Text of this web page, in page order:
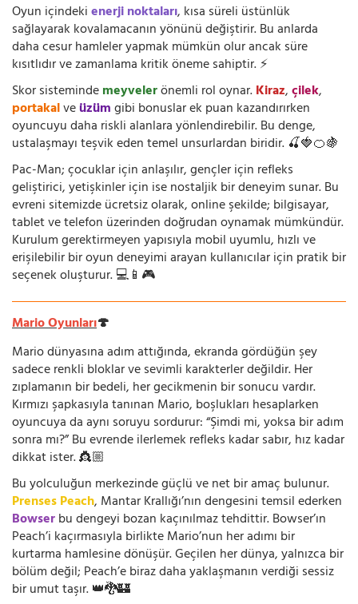
Oyun içindekienerji noktaları, kısa süreli üstünlük
sağlayarak kovalamacanın yönünü değiştirir. Bu anlarda
daha cesur hamleler yapmak mümkün olur ancak süre
kısıtlıdır ve zamanlama kritik öneme sahiptir. ⚡
Skor sistemindemeyvelerönemli rol oynar.Kiraz,çilek,
portakalveüzümgibi bonuslar ek puan kazandırırken
oyuncuyu daha riskli alanlara yönlendirebilir. Bu denge,
ustalaşmayı teşvik eden temel unsurlardan biridir. 🍒🍓🍊🍇
Pac-Man; çocuklar için anlaşılır, gençler için refleks
geliştirici, yetişkinler için ise nostaljik bir deneyim sunar. Bu
evreni sitemizde ücretsiz olarak, online şekilde; bilgisayar,
tablet ve telefon üzerinden doğrudan oynamak mümkündür.
Kurulum gerektirmeyen yapısıyla mobil uyumlu, hızlı ve
erişilebilir bir oyun deneyimi arayan kullanıcılar için pratik bir
seçenek oluşturur. 💻📱🎮
Mario Oyunları🍄
Mario dünyasına adım attığında, ekranda gördüğün şey
sadece renkli bloklar ve sevimli karakterler değildir. Her
zıplamanın bir bedeli, her gecikmenin bir sonucu vardır.
Kırmızı şapkasıyla tanınan Mario, boşlukları hesaplarken
oyuncuya da aynı soruyu sordurur: “Şimdi mi, yoksa bir adım
sonra mı?” Bu evrende ilerlemek refleks kadar sabır, hız kadar
dikkat ister. 👸🏼
Bu yolculuğun merkezinde güçlü ve net bir amaç bulunur.
Prenses Peach, Mantar Krallığı’nın dengesini temsil ederken
Bowserbu dengeyi bozan kaçınılmaz tehdittir. Bowser’ın
Peach’i kaçırmasıyla birlikte Mario’nun her adımı bir
kurtarma hamlesine dönüşür. Geçilen her dünya, yalnızca bir
bölüm değil; Peach’e biraz daha yaklaşmanın verdiği sessiz
bir umut taşır. 👑🐉🏰